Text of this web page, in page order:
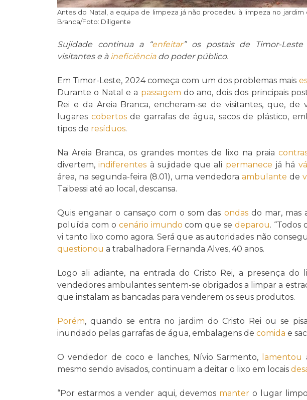
Antes do Natal, a equipa de limpeza já não procedeu à limpeza no jardim
Branca/Foto: Diligente
Sujidade continua a “enfeitar” os postais de Timor-Leste
visitantes e à ineficiênciado poder público.
Em Timor-Leste, 2024 começa com um dos problemas mais
Durante o Natal e a passagem do ano, dois dos principais
Rei e da Areia Branca, encheram-se de visitantes, que, de
lugares cobertosde garrafas de água, sacos de plástico,
tipos de resíduos.
Na Areia Branca, os grandes montes de lixo na praia
divertem,indiferentes à sujidade que ali permanece já há
área, na segunda-feira (8.01), uma vendedora ambulante de
Taibessi até ao local, descansa.
Quis enganar o cansaço com o som das ondasdo mar, mas
poluída com o cenário imundo com que se deparou. “Todos
vi tanto lixo como agora. Será que as autoridades não
questionou a trabalhadora Fernanda Alves, 40 anos.
Logo ali adiante, na entrada do Cristo Rei, a presença do
vendedores ambulantes sentem-se obrigados a limpar a
que instalam as bancadas para venderem os seus produtos.
Porém, quando se entra no jardim do Cristo Rei ou se
inundado pelas garrafas de água, embalagens de comida e
O vendedor de coco e lanches, Nívio Sarmento, lamentou
mesmo sendo avisados, continuam a deitar o lixo em locais
“Por estarmos a vender aqui, devemos mantero lugar